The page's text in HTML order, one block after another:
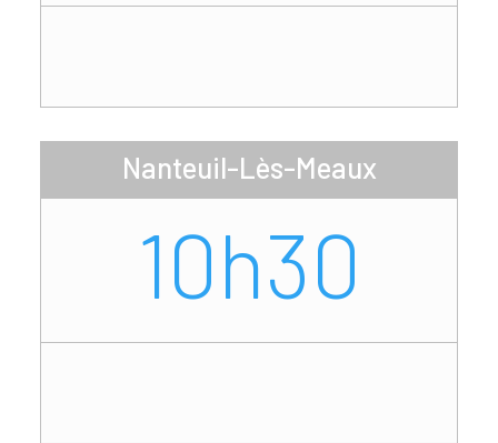
Nanteuil-Lès-Meaux
10h30